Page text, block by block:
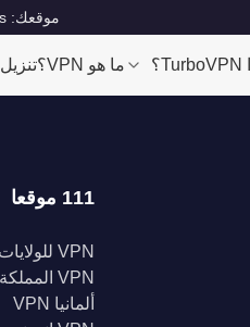
موقعك: United States
ما هو VPN؟ تنزيل VPN
111 موقعا
VPN للولايات المتحدة
VPN المملكة المتحدة
ألمانيا VPN